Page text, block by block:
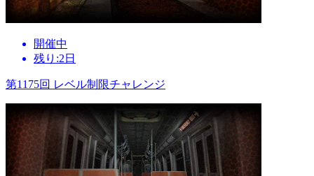
開催中
残り:2日
第1175回 レベル制限チャレンジ